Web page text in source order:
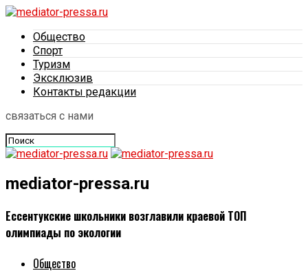
Общество
Спорт
Туризм
Эксклюзив
Контакты редакции
связаться с нами
mediator-pressa.ru
Ессентукские школьники возглавили краевой ТОП
олимпиады по экологии
Общество